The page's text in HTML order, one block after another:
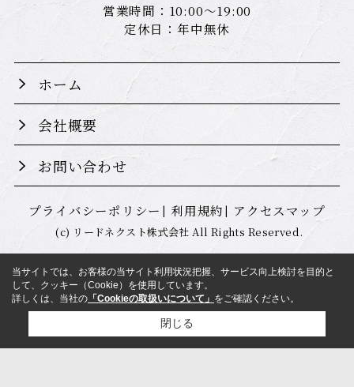
営業時間：10:00～19:00
定休日：年中無休
ホーム
会社概要
お問い合わせ
プライバシーポリシー 利用規約 アクセスマップ
(c) リードネクスト株式会社 All Rights Reserved.
当サイトでは、お客様の当サイト利用状況把握、サービス向上検討を目的と
して、クッキー（Cookie）を使用しています。
詳しくは、当社の 「Cookieの取扱いについて」 をご確認ください。
閉じる